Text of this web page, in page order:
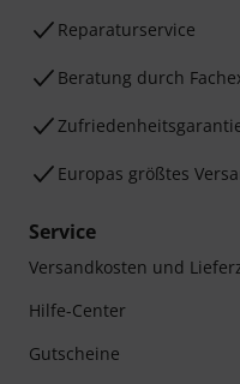
Reparaturservice
Beratung durch
Europas größtes
Service
Versandkosten und
Hilfe-Center
Gutscheine